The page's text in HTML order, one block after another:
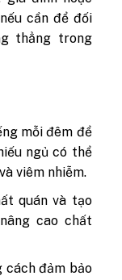
cần để đối
thẳng trong
mỗi đêm để
ngủ có thể
viêm nhiễm.
quán và tạo
cao chất
cách đảm bảo